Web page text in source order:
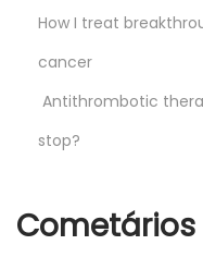
How I treat
cancer
Antithrombotic
stop?